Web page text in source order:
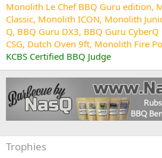
Monolith Le Chef BBQ Guru edition,
Classic, Monolith ICON, Monolith
Q, BBQ Guru DX3, BBQ Guru
CSG, Dutch Oven 9ft, Monolith Fire
KCBS Certified BBQ Judge
Trophies